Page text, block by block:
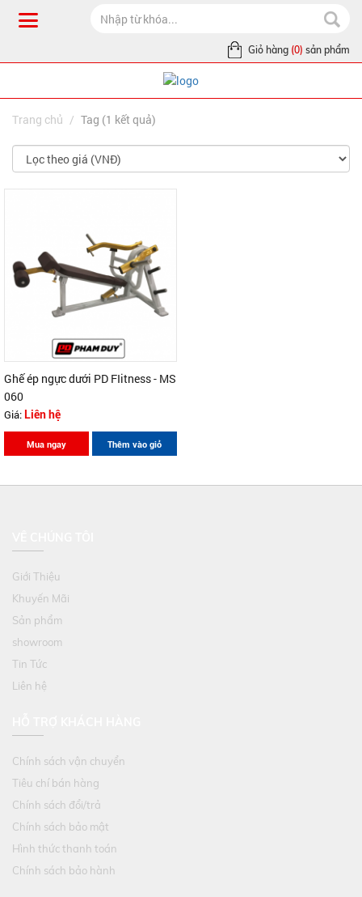
Giỏ hàng (0) sản phẩm
Trang chủ Tag (1 kết quả)
Ghế ép ngực dưới PD FIitness - MS
060
Giá: Liên hệ
Mua ngay Thêm vào giỏ
Giới Thiệu
Khuyến Mãi
Sản phẩm
showroom
Tin Tức
Liên hệ
Chính sách vận chuyển
Tiêu chí bán hàng
Chính sách đổi/trả
Chính sách bảo mật
Hình thức thanh toán
Chính sách bảo hành